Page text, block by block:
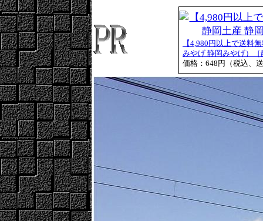
【4,980円以上で送料
みやげ 静岡みやげ）［
価格：648円（税込、